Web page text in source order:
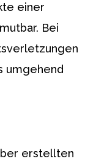
einer
Bei
umgehend
erstellten